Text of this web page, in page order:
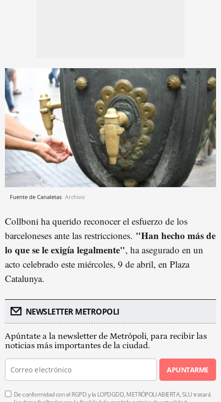
Fuente de Canaletas Archivo
Collboni ha querido reconocer el esfuerzo de los
barceloneses ante las restricciones. "Han hecho más de
lo que se le exigía legalmente", ha asegurado en un
acto celebrado este miércoles, 9 de abril, en Plaza
Catalunya.
NEWSLETTER METROPOLI
Apúntate a la newsletter de Metrópoli, para recibir las
noticias más importantes de la ciudad.
APUNTARME
De conformidad con el RGPD y la LOPDGDD, METRÓPOLI ABIERTA, SLU tratará